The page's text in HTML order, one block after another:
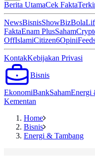
Berita UtamaCek Fakta
NewsBisnisShowBizBola
FaktaEnam PlusSaham
OffIslamiCitizen6Opini
KontakKebijakan Privasi
Bisnis
EkonomiBankSahamEnergi
Kementan
Home
Bisnis
Energi & Tambang